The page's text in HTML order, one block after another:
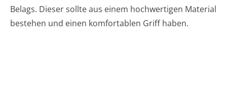
Belags. Dieser sollte aus einem hochwertigen Material
bestehen und einen komfortablen Griff haben.